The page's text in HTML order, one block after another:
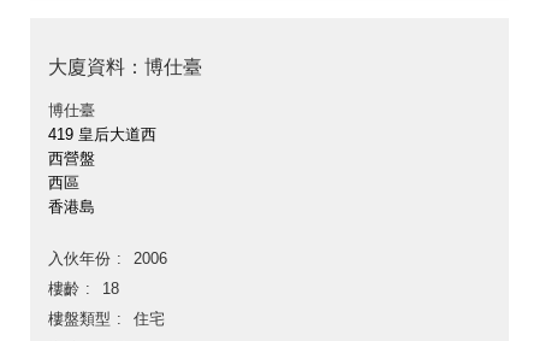
大廈資料：博仕臺
博仕臺
419 皇后大道西
西營盤
西區
香港島
入伙年份
2006
樓齡
18
樓盤類型
住宅